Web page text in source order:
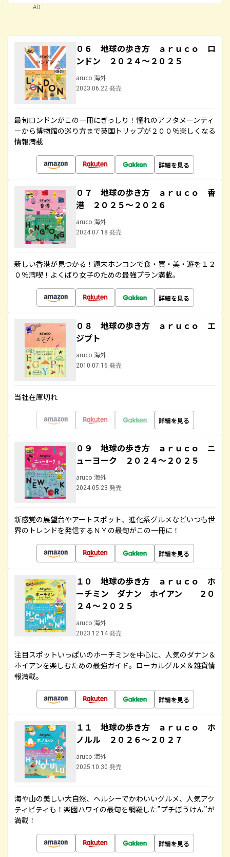
AD
０６ 地球の歩き方 ａｒｕｃｏ ロ
ンドン ２０２４～２０２５
aruco 海外
2023.06.22 発売
最旬ロンドンがこの一冊にぎっしり！憧れのアフタヌーンティ
ーから博物館の巡り方まで英国トリップが２００％楽しくなる
情報満載
詳細を見る
０７ 地球の歩き方 ａｒｕｃｏ 香
港 ２０２５～２０２６
aruco 海外
2024.07.18 発売
新しい香港が見つかる！週末ホンコンで食・買・美・遊を１２
０％満喫！よくばり女子のための最強プラン満載。
詳細を見る
０８ 地球の歩き方 ａｒｕｃｏ エ
ジプト
aruco 海外
2010.07.16 発売
当社在庫切れ
詳細を見る
０９ 地球の歩き方 ａｒｕｃｏ ニ
ューヨーク ２０２４～２０２５
aruco 海外
2024.05.23 発売
新感覚の展望台やアートスポット、進化系グルメなどいつも世
界のトレンドを発信するＮＹの最旬がこの一冊に！
詳細を見る
１０ 地球の歩き方 ａｒｕｃｏ ホ
ーチミン ダナン ホイアン ２０
２４～２０２５
aruco 海外
2023.12.14 発売
注目スポットいっぱいのホーチミンを中心に、人気のダナン＆
ホイアンを楽しむための最強ガイド。ローカルグルメ＆雑貨情
報満載。
詳細を見る
１１ 地球の歩き方 ａｒｕｃｏ ホ
ノルル ２０２６～２０２７
aruco 海外
2025.10.30 発売
海や山の美しい大自然、ヘルシーでかわいいグルメ、人気アク
ティビティも！楽園ハワイの最旬を網羅した”プチぼうけん”が
満載！
詳細を見る